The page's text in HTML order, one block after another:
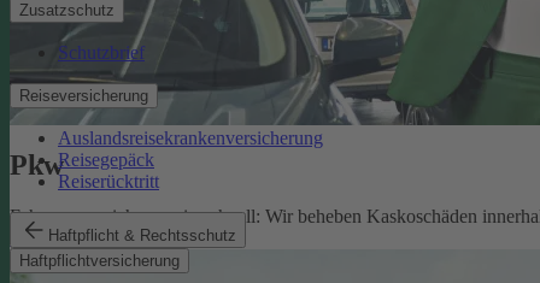
Zusatzschutz
Schutzbrief
Reiseversicherung
Auslandsreisekrankenversicherung
Reisegepäck
Reiserücktritt
Haftpflicht & Rechtsschutz
Haftpflichtversicherung
Pkw
Fahrzeugversicherung in schnell: Wir beheben Kaskoschäden
Pkw-Versicherung